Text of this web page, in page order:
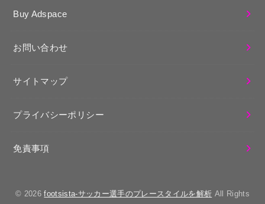
Buy Adspace
お問い合わせ
サイトマップ
プライバシーポリシー
免責事項
© 2026footsista-サッカー選手のプレースタイルを解析 All Rights